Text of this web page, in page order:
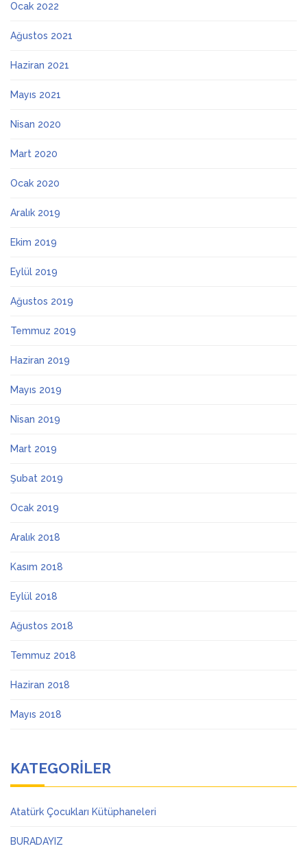
Ocak 2022
Ağustos 2021
Haziran 2021
Mayıs 2021
Nisan 2020
Mart 2020
Ocak 2020
Aralık 2019
Ekim 2019
Eylül 2019
Ağustos 2019
Temmuz 2019
Haziran 2019
Mayıs 2019
Nisan 2019
Mart 2019
Şubat 2019
Ocak 2019
Aralık 2018
Kasım 2018
Eylül 2018
Ağustos 2018
Temmuz 2018
Haziran 2018
Mayıs 2018
KATEGORILER
Atatürk Çocukları Kütüphaneleri
BURADAYIZ